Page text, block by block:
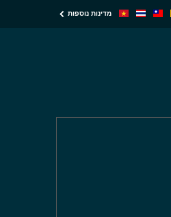
מדינות נוספות